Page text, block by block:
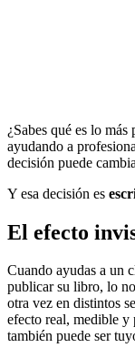
¿Sabes qué es lo
ayudando a
decisión puede
Y esa decisión es
El efecto
Cuando ayudas a un
publicar su libro, lo
otra vez en distintos
efecto real, medible y
también puede ser